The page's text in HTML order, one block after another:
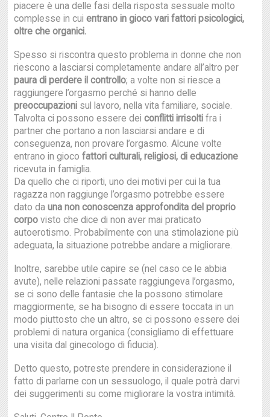
piacere è una delle fasi della risposta sessuale molto
complesse in cuientrano in gioco vari fattori psicologici,
oltre che organici.
Spesso si riscontra questo problema in donne che non
riescono a lasciarsi completamente andare all’altro per
paura di perdere il controllo; a volte non si riesce a
raggiungere l’orgasmo perché si hanno delle
preoccupazioni sul lavoro, nella vita familiare, sociale.
Talvolta ci possono essere deiconflitti irrisolti fra i
partner che portano a non lasciarsi andare e di
conseguenza, non provare l’orgasmo. Alcune volte
entrano in giocofattori culturali, religiosi, di educazione
ricevuta in famiglia.
Da quello che ci riporti, uno dei motivi per cui la tua
ragazza non raggiunge l’orgasmo potrebbe essere
dato dauna non conoscenza approfondita del proprio
corpo visto che dice di non aver mai praticato
autoerotismo. Probabilmente con una stimolazione più
adeguata, la situazione potrebbe andare a migliorare.
Inoltre, sarebbe utile capire se (nel caso ce le abbia
avute), nelle relazioni passate raggiungeva l’orgasmo,
se ci sono delle fantasie che la possono stimolare
maggiormente, se ha bisogno di essere toccata in un
modo piuttosto che un altro, se ci possono essere dei
problemi di natura organica (consigliamo di effettuare
una visita dal ginecologo di fiducia).
Detto questo, potreste prendere in considerazione il
fatto di parlarne con un sessuologo, il quale potrà darvi
dei suggerimenti su come migliorare la vostra intimità.